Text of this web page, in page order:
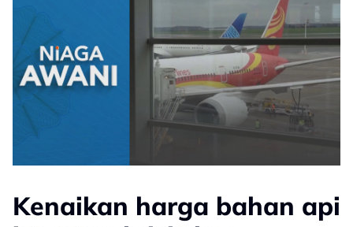
Kenaikan harga bahan api